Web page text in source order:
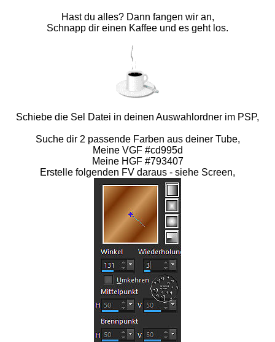
Hast du alles? Dann fangen wir an,
Schnapp dir einen Kaffee und es geht los.
Schiebe die Sel Datei in deinen Auswahlordner im PSP,
Suche dir 2 passende Farben aus deiner Tube,
Meine VGF #cd995d
Meine HGF #793407
Erstelle folgenden FV daraus - siehe Screen,